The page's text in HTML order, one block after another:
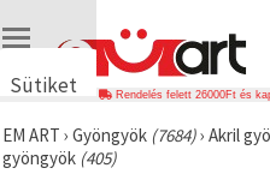
Sütiket
🍪 Cookie-
kat és
Rendelés felett 26000Ft és
EM ART › Gyöngyök (7684)› Akril
gyöngyök (405)